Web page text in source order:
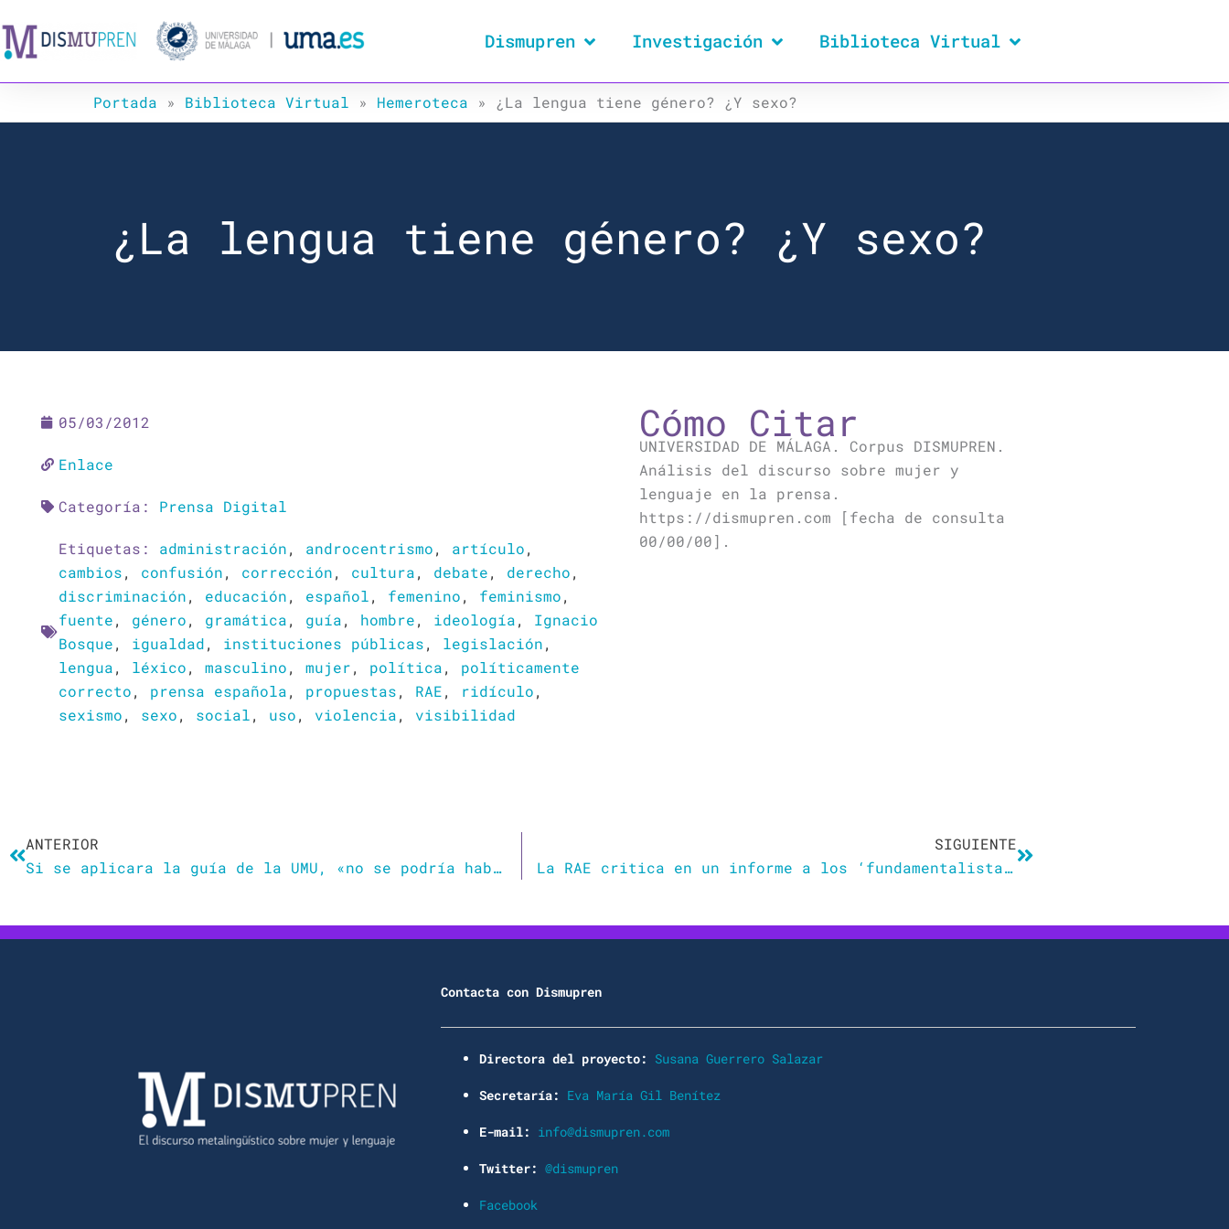
al
contenido
Dismupren Investigación Biblioteca Virtual
Portada » Biblioteca Virtual » Hemeroteca » ¿La lengua tiene género? ¿Y sexo?
¿La lengua tiene género? ¿Y sexo?
05/03/2012
Enlace
Categoría: Prensa Digital
Etiquetas: administración, androcentrismo, artículo,
cambios, confusión, corrección, cultura, debate, derecho,
discriminación, educación, español, femenino, feminismo,
fuente, género, gramática, guía, hombre, ideología, Ignacio
Bosque, igualdad, instituciones públicas, legislación,
lengua, léxico, masculino, mujer, política, políticamente
correcto, prensa española, propuestas, RAE, ridículo,
sexismo, sexo, social, uso, violencia, visibilidad
Cómo Citar
UNIVERSIDAD DE MÁLAGA. Corpus DISMUPREN.
Análisis del discurso sobre mujer y
lenguaje en la prensa.
https://dismupren.com [fecha de consulta
00/00/00].
ANTERIOR
Si se aplicara la guía de la UMU, «no se podría hablar»
SIGUIENTE
La RAE critica en un informe a los ‘fundamentalistas’ del lenguaje no sexista
Contacta con Dismupren
Directora del proyecto: Susana Guerrero Salazar
Secretaría: Eva María Gil Benítez
E-mail: info@dismupren.com
Twitter: @dismupren
Facebook